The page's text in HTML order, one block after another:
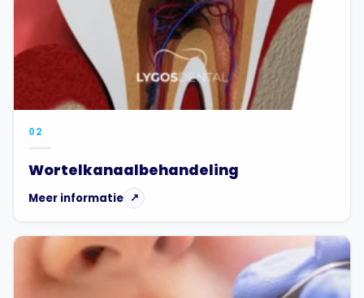
02
Wortelkanaalbehandeling
Meer informatie ↗